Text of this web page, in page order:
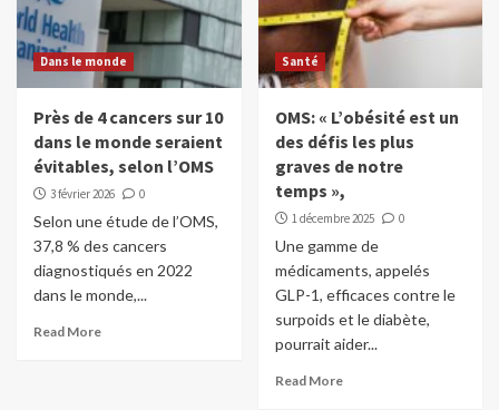
Dans le monde
Près de 4 cancers sur 10
dans le monde seraient
évitables, selon l’OMS
3 février 2026 0
Selon une étude de l’OMS,
37,8 % des cancers
diagnostiqués en 2022
dans le monde,...
Read More
Santé
OMS: « L’obésité est un
des défis les plus
graves de notre
temps »,
1 décembre 2025 0
Une gamme de
médicaments, appelés
GLP-1, efficaces contre le
surpoids et le diabète,
pourrait aider...
Read More